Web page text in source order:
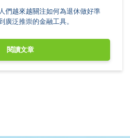
們越來越關注如何為退休做好準
廣泛推崇的金融工具。
閱讀文章